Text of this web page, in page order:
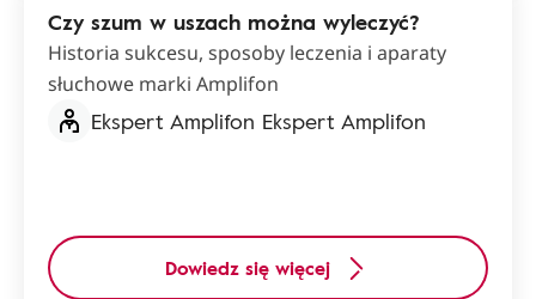
Czy szum w uszach można wyleczyć?
Historia sukcesu, sposoby leczenia i aparaty
słuchowe marki Amplifon
Ekspert Amplifon Ekspert Amplifon
Dowiedz się więcej